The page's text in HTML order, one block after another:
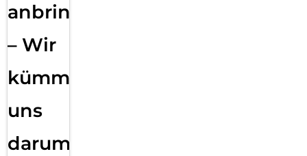
anbringen
– Wir
kümmern
uns
darum!